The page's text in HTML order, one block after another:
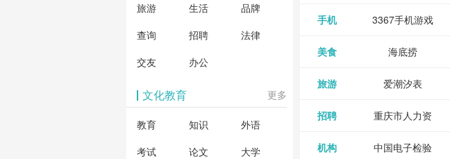
旅游
生活
品牌
查询
招聘
法律
交友
办公
文化教育 更多
教育 知识
外语
考试
论文
大学
总量调控管理
信息系统
手机 3367手机游戏
美食 海底捞
旅游 爱潮汐表
招聘 重庆市人力资
源和社会保障
机构 中国电子检验